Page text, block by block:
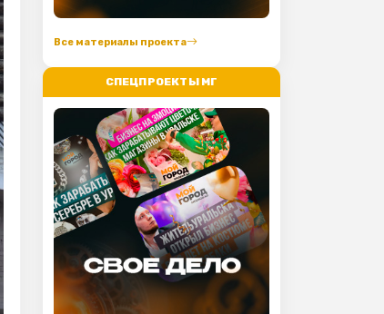
Все материалы проекта
СПЕЦПРОЕКТЫ МГ